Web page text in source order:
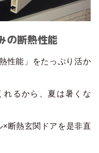
の断熱性能
性能」をたっぷり活か
れるから、夏は暑くな
断熱玄関ドアを是非直